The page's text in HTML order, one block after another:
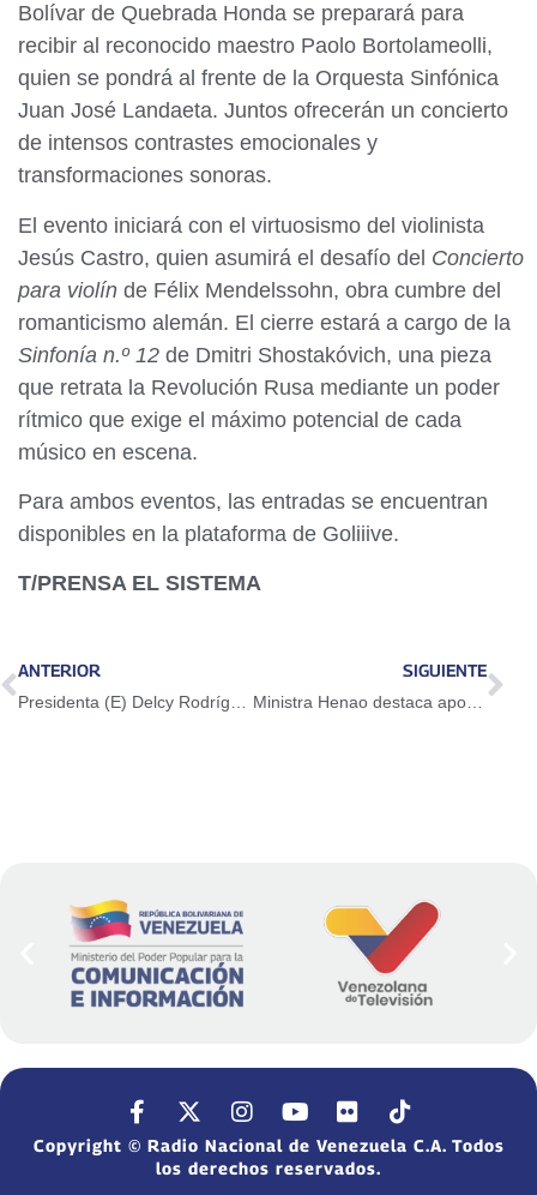
Bolívar de Quebrada Honda se preparará para
recibir al reconocido maestro Paolo Bortolameolli,
quien se pondrá al frente de la Orquesta Sinfónica
Juan José Landaeta. Juntos ofrecerán un concierto
de intensos contrastes emocionales y
transformaciones sonoras.
El evento iniciará con el virtuosismo del violinista
Jesús Castro, quien asumirá el desafío del Concierto
para violín de Félix Mendelssohn, obra cumbre del
romanticismo alemán. El cierre estará a cargo de la
Sinfonía n.º 12 de Dmitri Shostakóvich, una pieza
que retrata la Revolución Rusa mediante un poder
rítmico que exige el máximo potencial de cada
músico en escena.
Para ambos eventos, las entradas se encuentran
disponibles en la plataforma de Goliiive.
T/PRENSA EL SISTEMA
ANTERIOR SIGUIENTE
Ministra Henao destaca aporte de trabajadores petroleros al crecimiento de la producción
Copyright © Radio Nacional de Venezuela C.A. Todos
los derechos reservados.